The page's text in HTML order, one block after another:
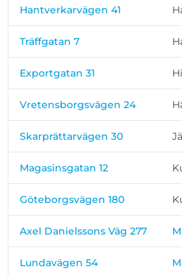
Hantverkarvägen 41
Träffgatan 7
Exportgatan 31
Vretensborgsvägen 24
Skarprättarvägen 30
Magasinsgatan 12
Göteborgsvägen 180
Axel Danielssons Väg 277
Lundavägen 54